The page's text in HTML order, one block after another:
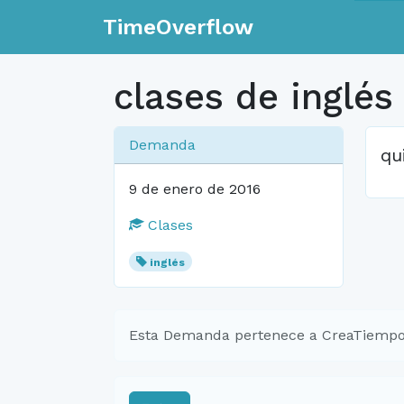
TimeOverflow
clases de inglés
Demanda
9 de enero de 2016
Clases
inglés
Esta Demanda pertenece a